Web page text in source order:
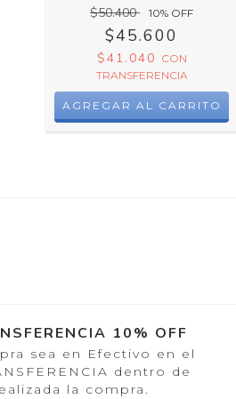
$50.400 10% OFF
$45.600
$41.040 CON
TRANSFERENCIA
10% OFF
sea en Efectivo en el
dentro de
la compra.